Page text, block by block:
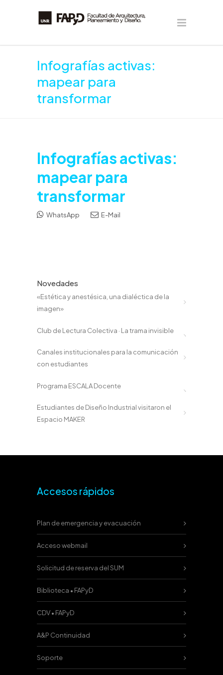
Infografías activas:
mapear para
transformar
Infografías activas:
mapear para
transformar
WhatsApp E-Mail
Novedades
«Estética y anestésica, una dialéctica de la
imagen»
Club de Lectura Colectiva · La trama invisible
Canales institucionales para la comunicación
con estudiantes
Programa ESCALA Docente
Estudiantes de Diseño Industrial visitaron el
Espacio MAKER
Accesos rápidos
Plan de emergencia y evacuación
Acceso webmail
Solicitud de reserva del SUM
Biblioteca • FAPyD
CDV • FAPyD
A&P Continuidad
Soporte